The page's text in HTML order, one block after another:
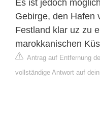
Es ist jedoch
Gebirge, den Hafen
Festland klar uz zu
marokkanischen
Antrag auf Entfernung
vollständige Antwort auf